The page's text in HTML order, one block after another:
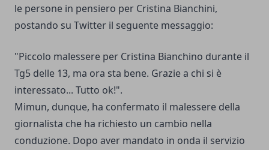
le persone in pensiero per Cristina Bianchini,
postando su Twitter il seguente messaggio:
"Piccolo malessere per Cristina Bianchino durante il
Tg5 delle 13, ma ora sta bene. Grazie a chi si è
interessato... Tutto ok!".
Mimun, dunque, ha confermato il malessere della
giornalista che ha richiesto un cambio nella
conduzione. Dopo aver mandato in onda il servizio